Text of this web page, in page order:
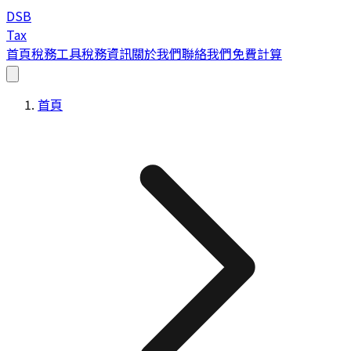
DSB
Tax
首頁稅務工具稅務資訊關於我們聯絡我們免費計算
首頁